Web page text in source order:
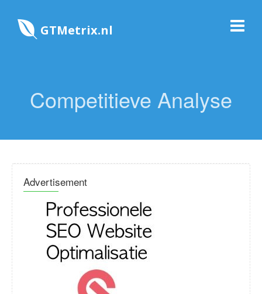
GTMetrix.nl
Competitieve Analyse
Advertisement